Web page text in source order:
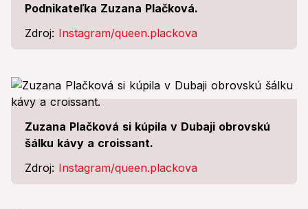
Podnikateľka Zuzana Plačková.
Zdroj: Instagram/queen.plackova
Zuzana Plačková si kúpila v Dubaji obrovskú
šálku kávy a croissant.
Zdroj: Instagram/queen.plackova